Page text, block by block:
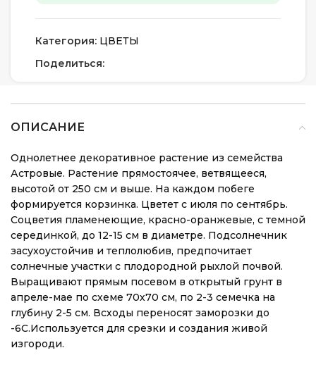
Категория: ЦВЕТЫ
Поделиться:
ОПИСАНИЕ
Однолетнее декоративное растение из семейства
Астровые. Растение прямостоячее, ветвящееся,
высотой от 250 см и выше. На каждом побеге
формируется корзинка. Цветет с июля по сентябрь.
Соцветия пламенеющие, красно-оранжевые, с темной
серединкой, до 12-15 см в диаметре. Подсолнечник
засухоустойчив и теплолюбив, предпочитает
солнечные участки с плодородной рыхлой почвой.
Выращивают прямым посевом в открытый грунт в
апреле-мае по схеме 70х70 см, по 2-3 семечка на
глубину 2-5 см. Всходы переносят заморозки до
-6С.Используется для срезки и создания живой
изгороди.